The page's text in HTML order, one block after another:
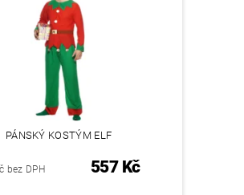
PÁNSKÝ KOSTÝM ELF
bez DPH 557 Kč